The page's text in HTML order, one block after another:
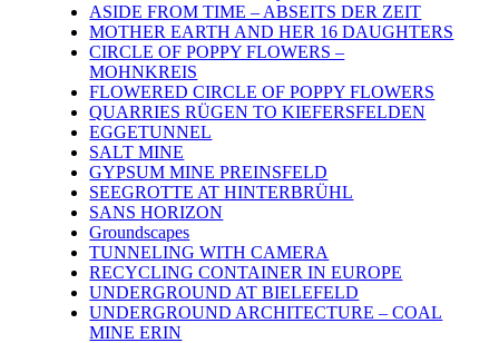
ASIDE FROM TIME – ABSEITS DER ZEIT
MOTHER EARTH AND HER 16 DAUGHTERS
CIRCLE OF POPPY FLOWERS –
MOHNKREIS
FLOWERED CIRCLE OF POPPY FLOWERS
QUARRIES RÜGEN TO KIEFERSFELDEN
EGGETUNNEL
SALT MINE
GYPSUM MINE PREINSFELD
SEEGROTTE AT HINTERBRÜHL
SANS HORIZON
Groundscapes
TUNNELING WITH CAMERA
RECYCLING CONTAINER IN EUROPE
UNDERGROUND AT BIELEFELD
UNDERGROUND ARCHITECTURE – COAL
MINE ERIN